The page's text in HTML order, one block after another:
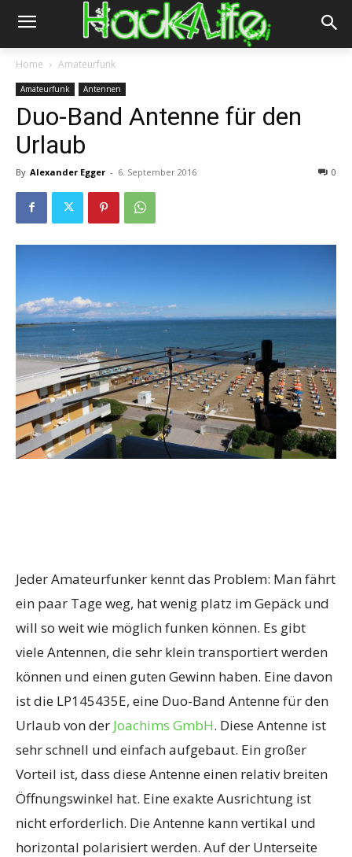
Home Amateurfunk
Amateurfunk Antennen
Duo-Band Antenne für den
Urlaub
By Alexander Egger - 6. September 2016 0
Jeder Amateurfunker kennt das Problem: Man fährt
ein paar Tage weg, hat wenig platz im Gepäck und
will so weit wie möglich funken können. Es gibt
viele Antennen, die sehr klein transportiert werden
können und einen guten Gewinn haben. Eine davon
ist die LP145435E, eine Duo-Band Antenne für den
Urlaub von der Joachims GmbH. Diese Antenne ist
sehr schnell und einfach aufgebaut. Ein großer
Vorteil ist, dass diese Antenne einen relativ breiten
Öffnungswinkel hat. Eine exakte Ausrichtung ist
nicht erforderlich. Die Antenne kann vertikal und
horizontal polarisiert werden. Auf der Unterseite